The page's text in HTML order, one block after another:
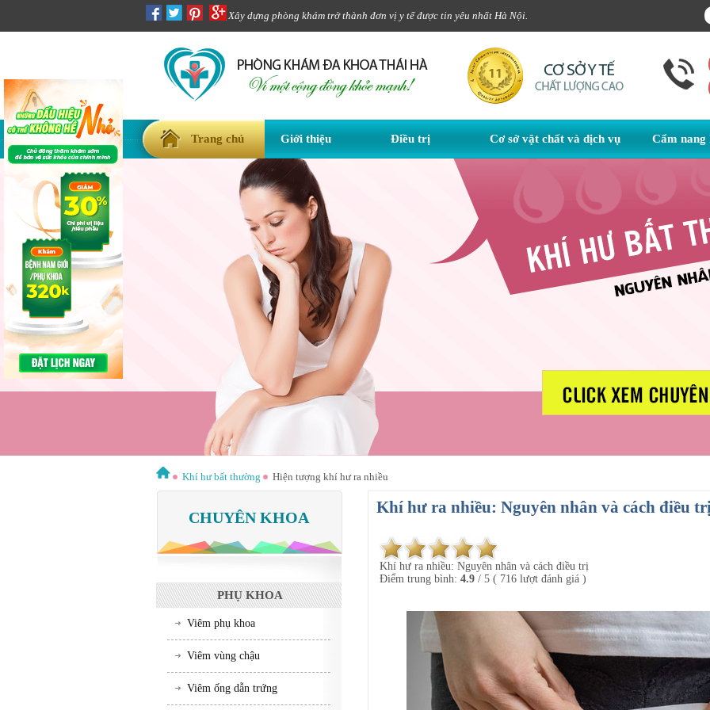
Xây dựng phòng khám trở thành đơn vị y tế được tin yêu nhất Hà Nội.
Trang chủ Giới thiệu Điều trị Cơ sở vật chất và dịch vụ Cẩm nang
Khí hư bất thường Hiện tượng khí hư ra nhiều
CHUYÊN KHOA
PHỤ KHOA
Viêm phụ khoa
Viêm vùng chậu
Viêm ống dẫn trứng
Khí hư ra nhiều: Nguyên nhân và cách điều
Khí hư ra nhiều: Nguyên nhân và cách điều trị
Điểm trung bình:4.9 /5 ( 716 lượt đánh giá )